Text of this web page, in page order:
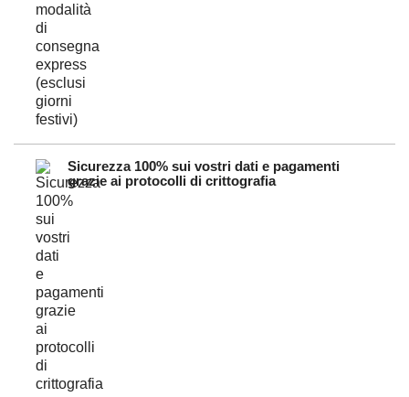
Sicurezza 100% sui vostri dati e pagamenti
grazie ai protocolli di crittografia